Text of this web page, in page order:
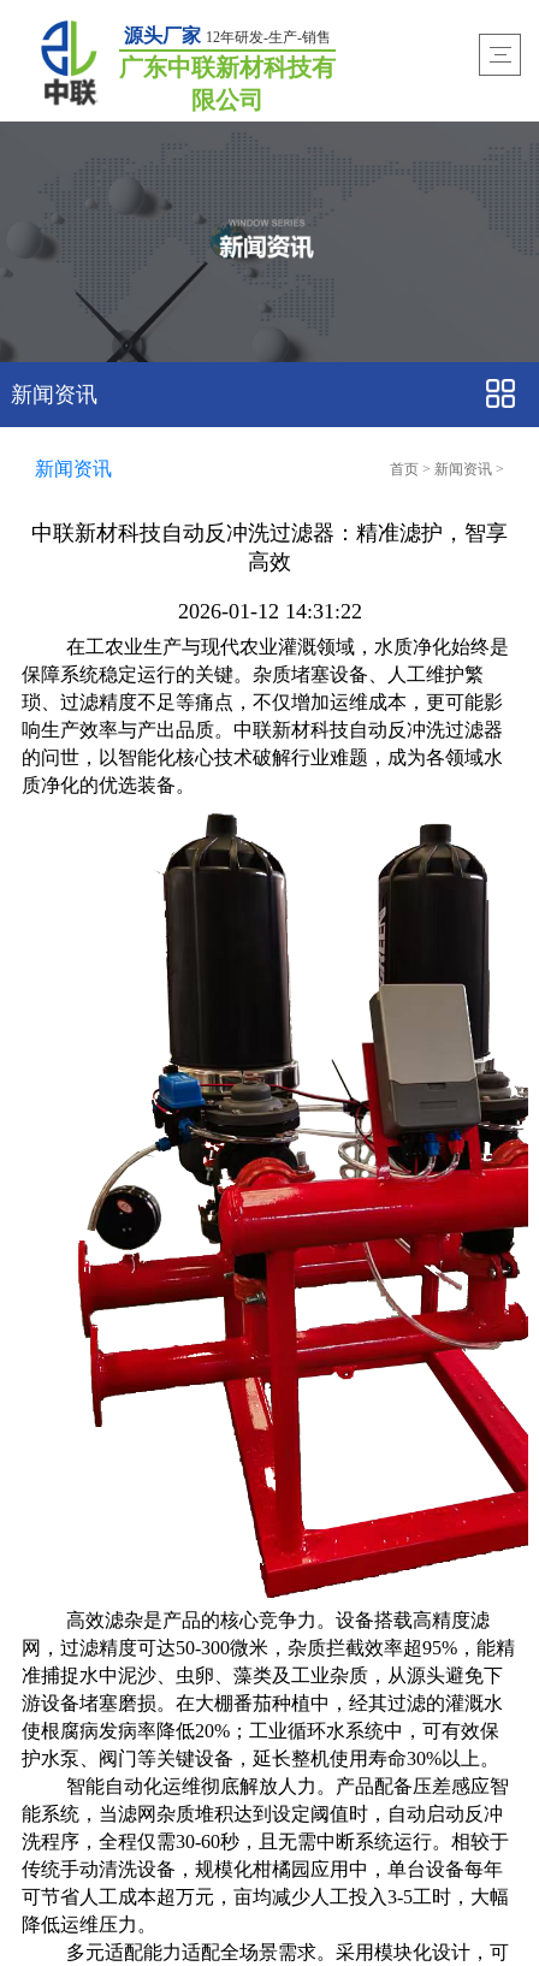
源头厂家 12年研发-生产-销售
广东中联新材科技有
限公司
新闻资讯
新闻资讯 首页> 新闻资讯 >
中联新材科技自动反冲洗过滤器：精准滤护，智享
高效
2026-01-12 14:31:22
在工农业生产与现代农业灌溉领域，水质净化始终是
保障系统稳定运行的关键。杂质堵塞设备、人工维护繁
琐、过滤精度不足等痛点，不仅增加运维成本，更可能影
响生产效率与产出品质。中联新材科技自动反冲洗过滤器
的问世，以智能化核心技术破解行业难题，成为各领域水
质净化的优选装备。
高效滤杂是产品的核心竞争力。设备搭载高精度滤
网，过滤精度可达50-300微米，杂质拦截效率超95%，能精
准捕捉水中泥沙、虫卵、藻类及工业杂质，从源头避免下
游设备堵塞磨损。在大棚番茄种植中，经其过滤的灌溉水
使根腐病发病率降低20%；工业循环水系统中，可有效保
护水泵、阀门等关键设备，延长整机使用寿命30%以上。
智能自动化运维彻底解放人力。产品配备压差感应智
能系统，当滤网杂质堆积达到设定阈值时，自动启动反冲
洗程序，全程仅需30-60秒，且无需中断系统运行。相较于
传统手动清洗设备，规模化柑橘园应用中，单台设备每年
可节省人工成本超万元，亩均减少人工投入3-5工时，大幅
降低运维压力。
多元适配能力适配全场景需求。采用模块化设计，可